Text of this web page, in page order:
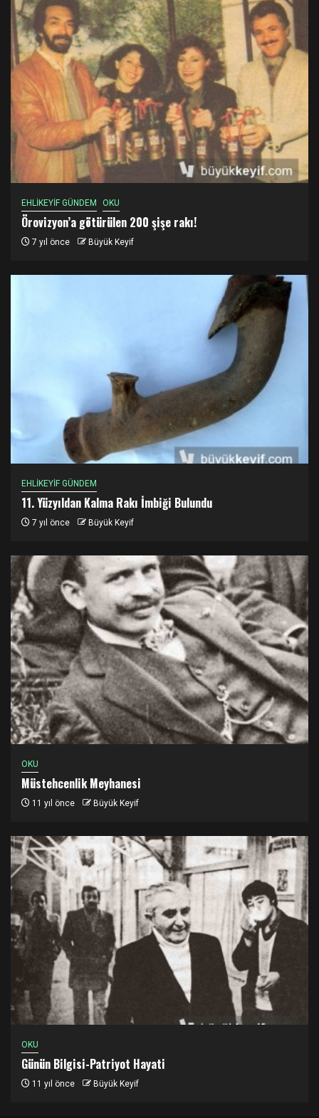
EHLİKEYİF GÜNDEM OKU
Örovizyon’a götürülen 200 şişe rakı!
7 yıl önce Büyük Keyif
EHLİKEYİF GÜNDEM
11. Yüzyıldan Kalma Rakı İmbiği Bulundu
7 yıl önce Büyük Keyif
OKU
Müstehcenlik Meyhanesi
11 yıl önce Büyük Keyif
OKU
Günün Bilgisi-Patriyot Hayati
11 yıl önce Büyük Keyif